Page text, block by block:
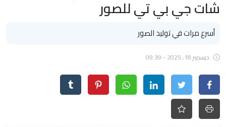
الاتصال بنا
مجتمع
حلحول
أخبار
تكنلوجيا
شات جي بي تي للصور
أسرع مرات في توليد الصور
ديسمبر 18, 2025 - 09:39